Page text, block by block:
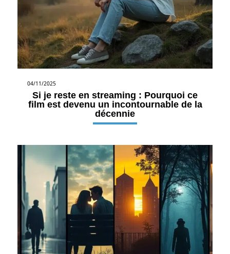
04/11/2025
Si je reste en streaming : Pourquoi ce
film est devenu un incontournable de la
décennie